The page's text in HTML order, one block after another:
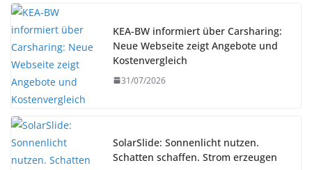
KEA-BW informiert über Carsharing:
Neue Webseite zeigt Angebote und
Kostenvergleich
31/07/2026
SolarSlide: Sonnenlicht nutzen.
Schatten schaffen. Strom erzeugen